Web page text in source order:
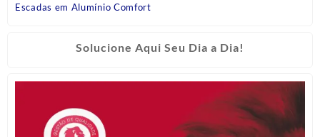
Escadas em Alumínio Comfort
Solucione Aqui Seu Dia a Dia!